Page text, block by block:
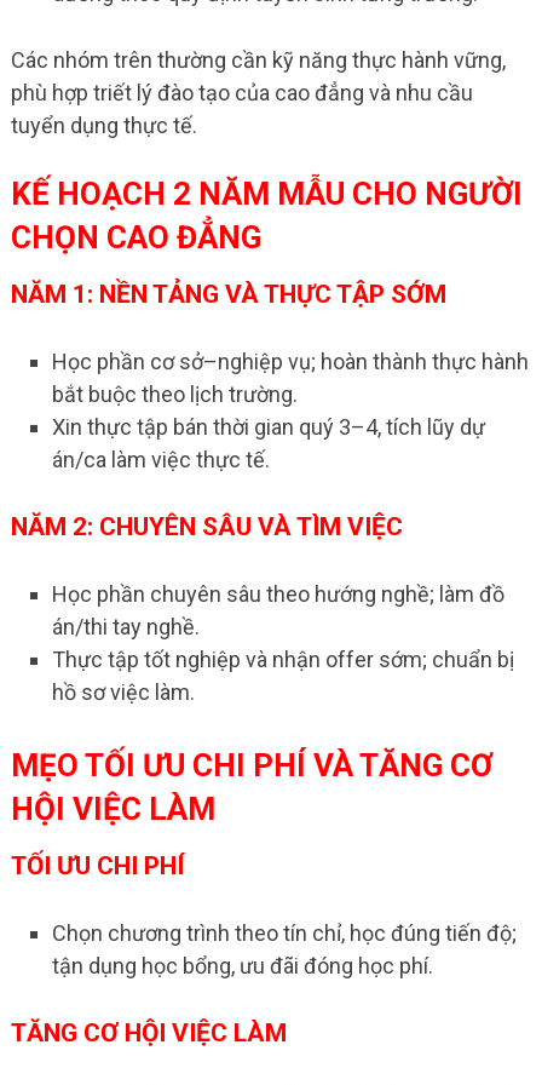
Các nhóm trên thường cần kỹ năng thực hành vững,
phù hợp triết lý đào tạo của cao đẳng và nhu cầu
tuyển dụng thực tế.
KẾ HOẠCH 2 NĂM MẪU CHO NGƯỜI
CHỌN CAO ĐẲNG
NĂM 1: NỀN TẢNG VÀ THỰC TẬP SỚM
Học phần cơ sở–nghiệp vụ; hoàn thành thực hành
bắt buộc theo lịch trường.
Xin thực tập bán thời gian quý 3–4, tích lũy dự
án/ca làm việc thực tế.
NĂM 2: CHUYÊN SÂU VÀ TÌM VIỆC
Học phần chuyên sâu theo hướng nghề; làm đồ
án/thi tay nghề.
Thực tập tốt nghiệp và nhận offer sớm; chuẩn bị
hồ sơ việc làm.
MẸO TỐI ƯU CHI PHÍ VÀ TĂNG CƠ
HỘI VIỆC LÀM
TỐI ƯU CHI PHÍ
Chọn chương trình theo tín chỉ, học đúng tiến độ;
tận dụng học bổng, ưu đãi đóng học phí.
TĂNG CƠ HỘI VIỆC LÀM